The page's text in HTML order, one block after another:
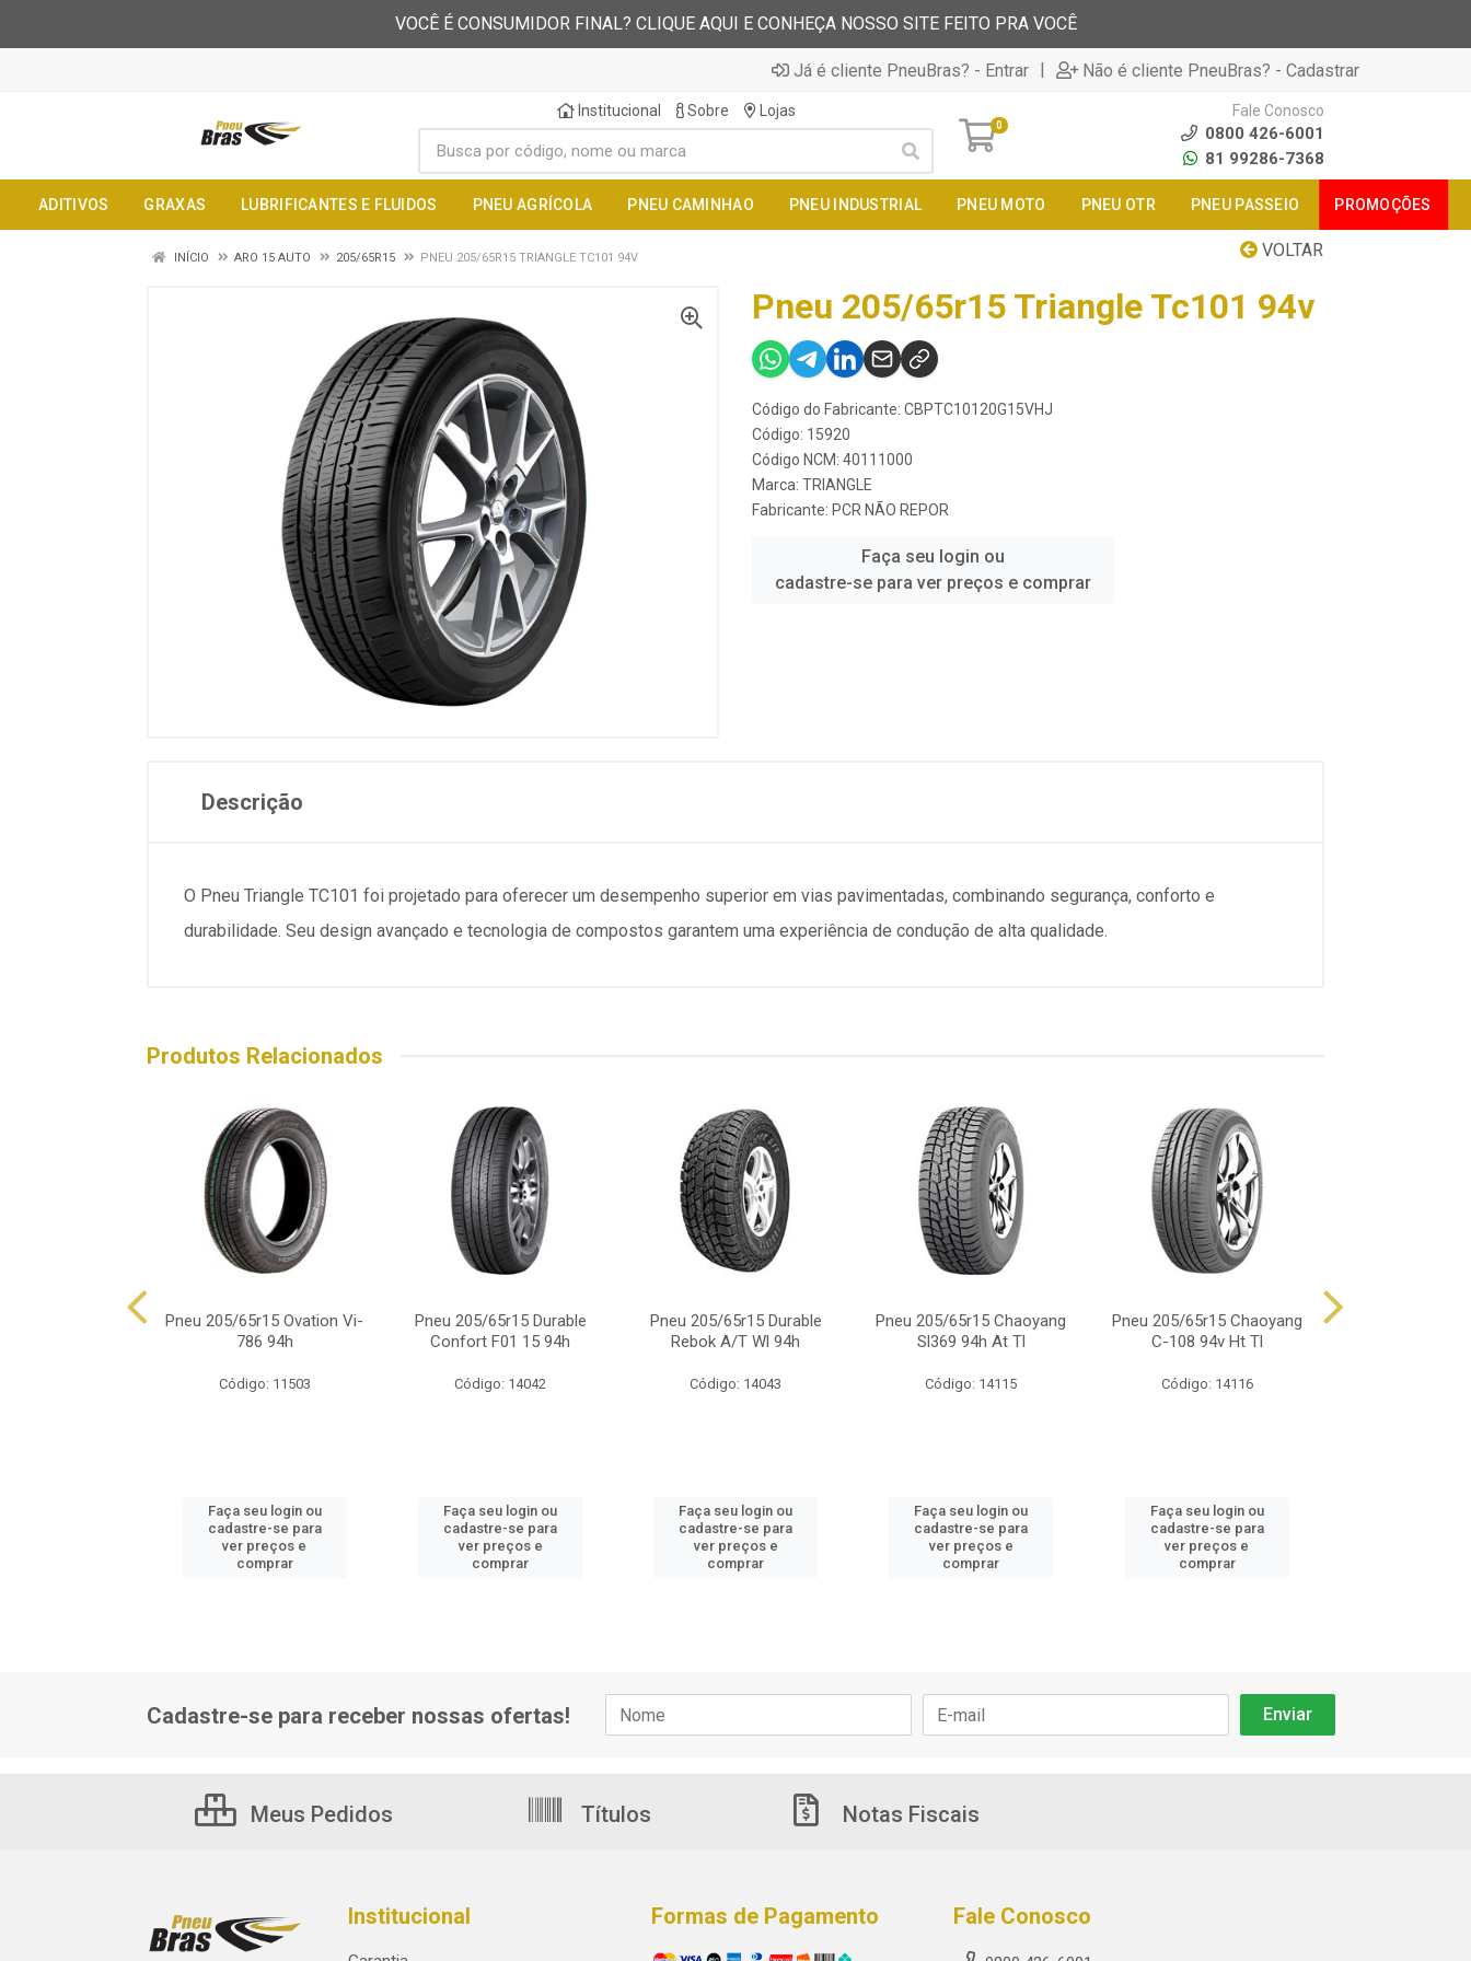
VOCÊ É CONSUMIDOR FINAL? CLIQUE AQUI E CONHEÇA NOSSO SITE FEITO PRA VOCÊ
Já é cliente PneuBras? - Entrar | Não é cliente PneuBras? - Cadastrar
Institucional Sobre Lojas
0
Fale Conosco
0800 426-6001
81 99286-7368
ADITIVOS GRAXAS LUBRIFICANTES E FLUIDOS PNEU AGRÍCOLA PNEU CAMINHAO PNEU INDUSTRIAL PNEU MOTO PNEU OTR PNEU PASSEIO PROMOÇÕES
VOLTAR
INÍCIO ARO 15 AUTO 205/65R15 PNEU 205/65R15 TRIANGLE TC101 94V
Pneu 205/65r15 Triangle Tc101 94v
Código do Fabricante: CBPTC10120G15VHJ
Código: 15920
Código NCM: 40111000
Marca: TRIANGLE
Fabricante: PCR NÃO REPOR
Faça seu login ou
cadastre-se para ver preços e comprar
Descrição
O Pneu Triangle TC101 foi projetado para oferecer um desempenho superior em vias pavimentadas, combinando segurança, conforto e
durabilidade. Seu design avançado e tecnologia de compostos garantem uma experiência de condução de alta qualidade.
Produtos Relacionados
Pneu 205/65r15 Ovation Vi-
786 94h
Código: 11503
Faça seu login ou
cadastre-se para
ver preços e
comprar
Pneu 205/65r15 Durable
Confort F01 15 94h
Código: 14042
Faça seu login ou
cadastre-se para
ver preços e
comprar
Pneu 205/65r15 Durable
Rebok A/T Wl 94h
Código: 14043
Faça seu login ou
cadastre-se para
ver preços e
comprar
Pneu 205/65r15 Chaoyang
Sl369 94h At Tl
Código: 14115
Faça seu login ou
cadastre-se para
ver preços e
comprar
Pneu 205/65r15 Chaoyang
C-108 94v Ht Tl
Código: 14116
Faça seu login ou
cadastre-se para
ver preços e
comprar
Cadastre-se para receber nossas ofertas!
Meus Pedidos Títulos Notas Fiscais
Institucional Formas de Pagamento Fale Conosco